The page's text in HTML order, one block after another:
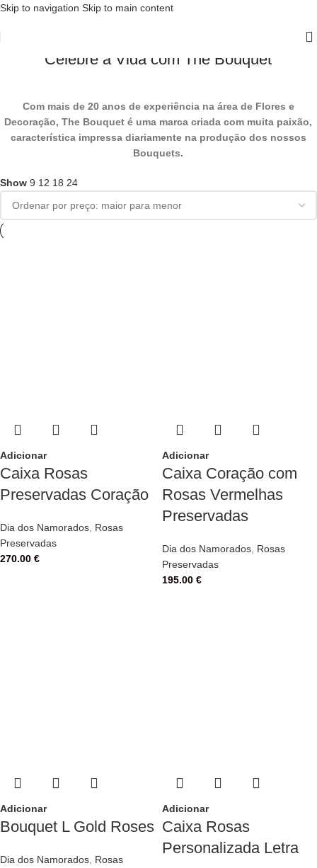
Skip to navigation Skip to main content
Celebre a Vida com The Bouquet
Com mais de 20 anos de experiência na área de Flores e
Decoração, The Bouquet é uma marca criada com muita paixão,
característica impressa diariamente na produção dos nossos
Bouquets.
Show 9 12 18 24
Adicionar
Caixa Rosas
Preservadas Coração
Dia dos Namorados Rosas
Preservadas
270.00 €
Adicionar
Caixa Coração com
Rosas Vermelhas
Preservadas
Dia dos Namorados Rosas
Preservadas
195.00 €
Adicionar
Bouquet L Gold Roses
Dia dos Namorados Rosas
Adicionar
Caixa Rosas
Personalizada Letra